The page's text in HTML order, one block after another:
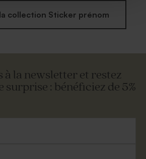
collection Sticker prénom
à la newsletter et restez
surprise : bénéficiez de 5%